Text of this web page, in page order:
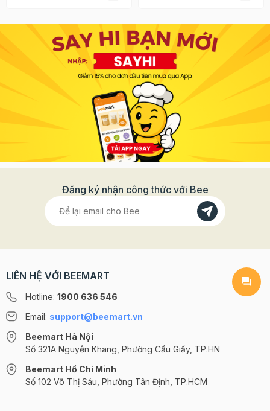
Đăng ký nhận công thức với Bee
LIÊN HỆ VỚI BEEMART
Hotline: 1900 636 546
Email: support@beemart.vn
Beemart Hà Nội
Số 321A Nguyễn Khang, Phường Cầu Giấy, TP.HN
Beemart Hồ Chí Minh
Số 102 Võ Thị Sáu, Phường Tân Định, TP.HCM